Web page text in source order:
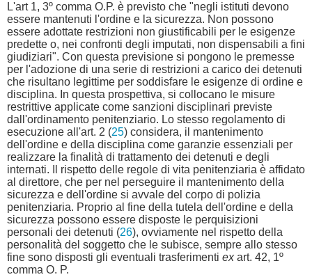
L'art 1, 3º comma O.P. è previsto che "negli istituti devono
essere mantenuti l'ordine e la sicurezza. Non possono
essere adottate restrizioni non giustificabili per le esigenze
predette o, nei confronti degli imputati, non dispensabili a fini
giudiziari". Con questa previsione si pongono le premesse
per l'adozione di una serie di restrizioni a carico dei detenuti
che risultano legittime per soddisfare le esigenze di ordine e
disciplina. In questa prospettiva, si collocano le misure
restrittive applicate come sanzioni disciplinari previste
dall'ordinamento penitenziario. Lo stesso regolamento di
esecuzione all'art. 2 (25) considera, il mantenimento
dell'ordine e della disciplina come garanzie essenziali per
realizzare la finalità di trattamento dei detenuti e degli
internati. Il rispetto delle regole di vita penitenziaria è affidato
al direttore, che per nel perseguire il mantenimento della
sicurezza e dell'ordine si avvale del corpo di polizia
penitenziaria. Proprio al fine della tutela dell'ordine e della
sicurezza possono essere disposte le perquisizioni
personali dei detenuti (26), ovviamente nel rispetto della
personalità del soggetto che le subisce, sempre allo stesso
fine sono disposti gli eventuali trasferimenti exart. 42, 1º
comma O. P.